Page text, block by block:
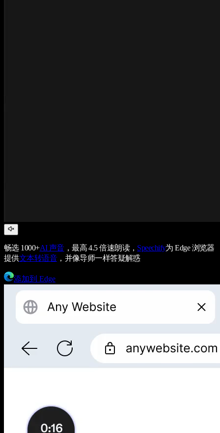
畅选 1000+AI 声音，最高 4.5 倍速朗读， Speechify为 Edge 浏览器
提供文本转语音，并像导师一样答疑解惑
添加到 Edge